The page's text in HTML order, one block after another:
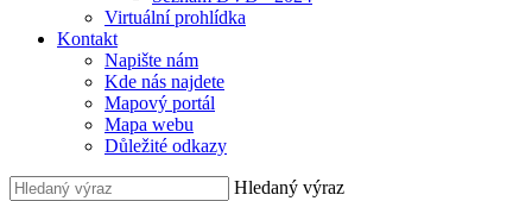
Virtuální prohlídka
Kontakt
Napište nám
Kde nás najdete
Mapový portál
Mapa webu
Důležité odkazy
Hledaný výraz